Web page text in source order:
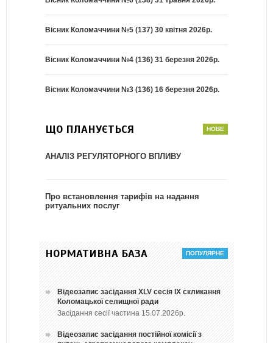
Вісник Коломаччини №5 (137) 30 квітня 2026р.
Вісник Коломаччини №4 (136) 31 березня 2026р.
Вісник Коломаччини №3 (136) 16 березня 2026р.
ЩО ПЛАНУЄТЬСЯ
АНАЛІЗ РЕГУЛЯТОРНОГО ВПЛИВУ
Про встановлення тарифів на надання
ритуальних послуг
НОРМАТИВНА БАЗА
Відеозапис засідання ХLV сесія ІХ скликання
Коломацької селищної ради
Засідання сесії частина 15.07.2026р.
Відеозапис засідання постійної комісії з